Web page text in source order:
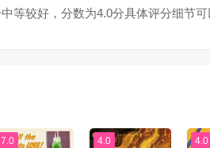
等较好，分数为4.0分具体评分细节
7.0 4.0 4.0